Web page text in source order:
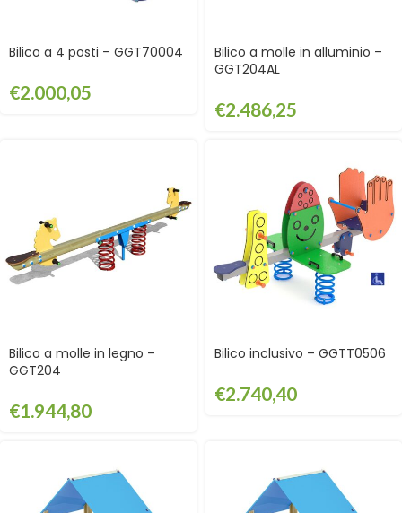
Bilico a 4 posti – GGT70004
€2.000,05
Bilico a molle in alluminio –
GGT204AL
€2.486,25
Bilico a molle in legno –
GGT204
€1.944,80
Bilico inclusivo – GGTT0506
€2.740,40